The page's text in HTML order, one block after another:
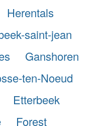
Herentals
saint-jean
Ganshoren
ten-Noeud
Etterbeek
Forest